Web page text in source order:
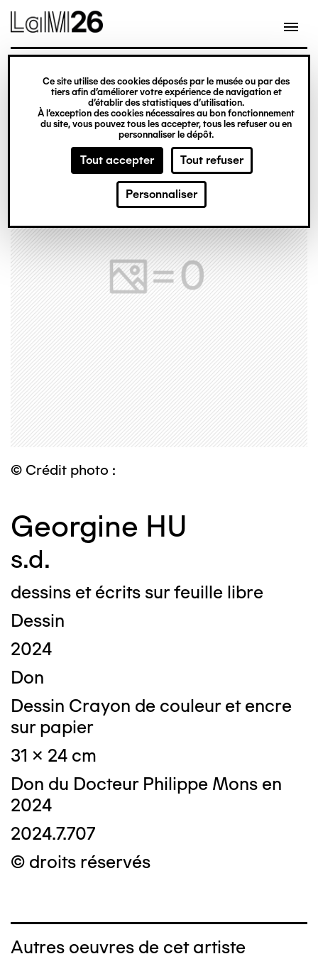
Gestion des cookies
Ce site utilise des cookies déposés par le musée ou par des
tiers afin d’améliorer votre expérience de navigation et
d’établir des statistiques d’utilisation.
À l’exception des cookies nécessaires au bon fonctionnement
du site, vous pouvez tous les accepter, tous les refuser ou en
personnaliser le dépôt.
Tout accepter Tout refuser
Personnaliser
contenu
© Crédit photo :
Georgine HU
s.d.
dessins et écrits sur feuille libre
Dessin
2024
Don
Dessin Crayon de couleur et encre
sur papier
31 x 24 cm
Don du Docteur Philippe Mons en
2024
2024.7.707
© droits réservés
Autres oeuvres de cet artiste